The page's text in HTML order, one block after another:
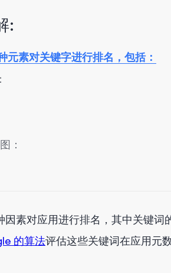
:
元素对关键字进行排名，包括：
：
素对应用进行排名，其中关键
的算法评估这些关键词在应用元